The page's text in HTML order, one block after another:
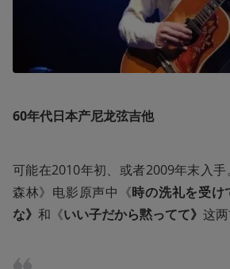
60年代日本产尼龙弦吉他
可能在2010年初、或者2009年末入
森林》电影原声中《時の洗礼を受け
な》 和《いい子だから黙ってて》 这两